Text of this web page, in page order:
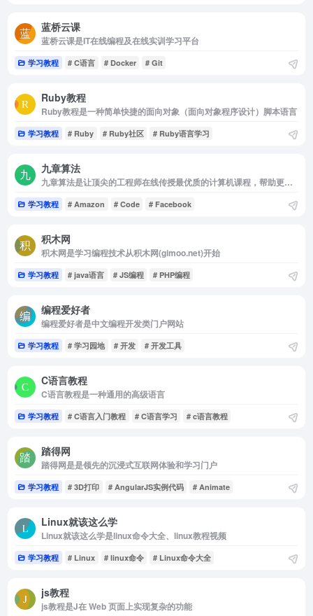
蓝桥云课
蓝桥云课是IT在线编程及在线实训学习平台
学习教程 # C语言 # Docker # Git
Ruby教程
Ruby教程是一种简单快捷的面向对象（面向对象程序设计）脚本语言
学习教程 # Ruby # Ruby社区 # Ruby语言学习
九章算法
九章算法是让顶尖的工程师在线传授最优质的计算机课程，帮助更多程序员找到好工作
学习教程 # Amazon # Code # Facebook
积木网
积木网是学习编程技术从积木网(gimoo.net)开始
学习教程 # java语言 # JS编程 # PHP编程
编程爱好者
编程爱好者是中文编程开发类门户网站
学习教程 # 学习园地 # 开发 # 开发工具
C语言教程
C语言教程是一种通用的高级语言
学习教程 # C语言入门教程 # C语言学习 # c语言教程
踏得网
踏得网是是领先的沉浸式互联网体验和学习门户
学习教程 # 3D打印 # AngularJS实例代码 # Animate
Linux就该这么学
Linux就该这么学是linux命令大全、linux教程视频
学习教程 # Linux # linux命令 # Linux命令大全
js教程
js教程是J在 Web 页面上实现复杂的功能